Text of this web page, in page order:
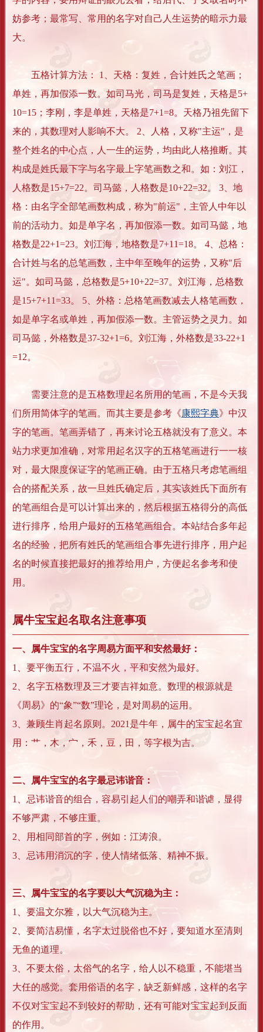
妨参考；最常写、常用的名字对自己人生运势的暗示力最
大。
五格计算方法： 1、天格：复姓，合计姓氏之笔画；
单姓，再加假添一数。如司马光，司马是复姓，天格是5+
10=15；李刚，李是单姓，天格是7+1=8。天格乃祖先留下
来的，其数理对人影响不大。 2、人格，又称"主运"，是
整个姓名的中心点，人一生的运势，均由此人格推断。其
构成是姓氏最下字与名字最上字笔画数之和。如：刘江，
人格数是15+7=22。司马懿，人格数是10+22=32。 3、地
格：由名字全部笔画数构成，称为"前运"，主管人中年以
前的活动力。如是单字名，再加假添一数。如司马懿，地
格数是22+1=23。刘江海，地格数是7+11=18。 4、总格：
合计姓与名的总笔画数，主中年至晚年的运势，又称"后
运"。如司马懿，总格数是5+10+22=37。刘江海，总格数
是15+7+11=33。 5、外格：总格笔画数减去人格笔画数，
如是单字名或单姓，再加假添一数。主管运势之灵力。如
司马懿，外格数是37-32+1=6。刘江海，外格数是33-22+1
=12。
需要注意的是五格数理起名所用的笔画，不是今天我
们所用简体字的笔画。而其主要是参考《康熙字典》中汉
字的笔画。笔画弄错了，再来讨论五格就没有了意义。本
站力求更加准确，对常用起名汉字的五格笔画进行一一核
对，最大限度保证字的笔画正确。由于五格只考虑笔画组
合的搭配关系，故一旦姓氏确定后，其实该姓氏下面所有
的笔画组合是可以计算出来的，然后根据五格得分的高低
进行排序，给用户最好的五格笔画组合。本站结合多年起
名的经验，把所有姓氏的笔画组合事先进行排序，用户起
名的时候直接把最好的推荐给用户，方便起名参考和使
用。
属牛宝宝起名取名注意事项
一、属牛宝宝的名字周易方面平和安然最好：
1、要平衡五行，不温不火，平和安然为最好。
2、名字五格数理及三才要吉祥如意。数理的根源就是
《周易》的“象”“数”理论，是对周易的运用。
3、兼顾生肖起名原则。2021是牛年，属牛的宝宝起名宜
用：艹，木，宀，禾，豆，田，等字根为吉。
二、属牛宝宝的名字最忌讳谐音：
1、忌讳谐音的组合，容易引起人们的嘲弄和谐谑，显得
不够严肃，不够庄重。
2、用相同部首的字，例如：江涛浪。
3、忌讳用消沉的字，使人情绪低落、精神不振。
三、属牛宝宝的名字要以大气沉稳为主：
1、要温文尔雅，以大气沉稳为主。
2、要简洁易懂，名字太过脱俗也不好，要知道水至清则
无鱼的道理。
3、不要太俗，太俗气的名字，给人以不稳重，不能堪当
大任的感觉。套用俗语的名字，缺乏新鲜感，这样的名字
不仅对宝宝起不到较好的帮助，还有可能对宝宝起到反面
的作用。